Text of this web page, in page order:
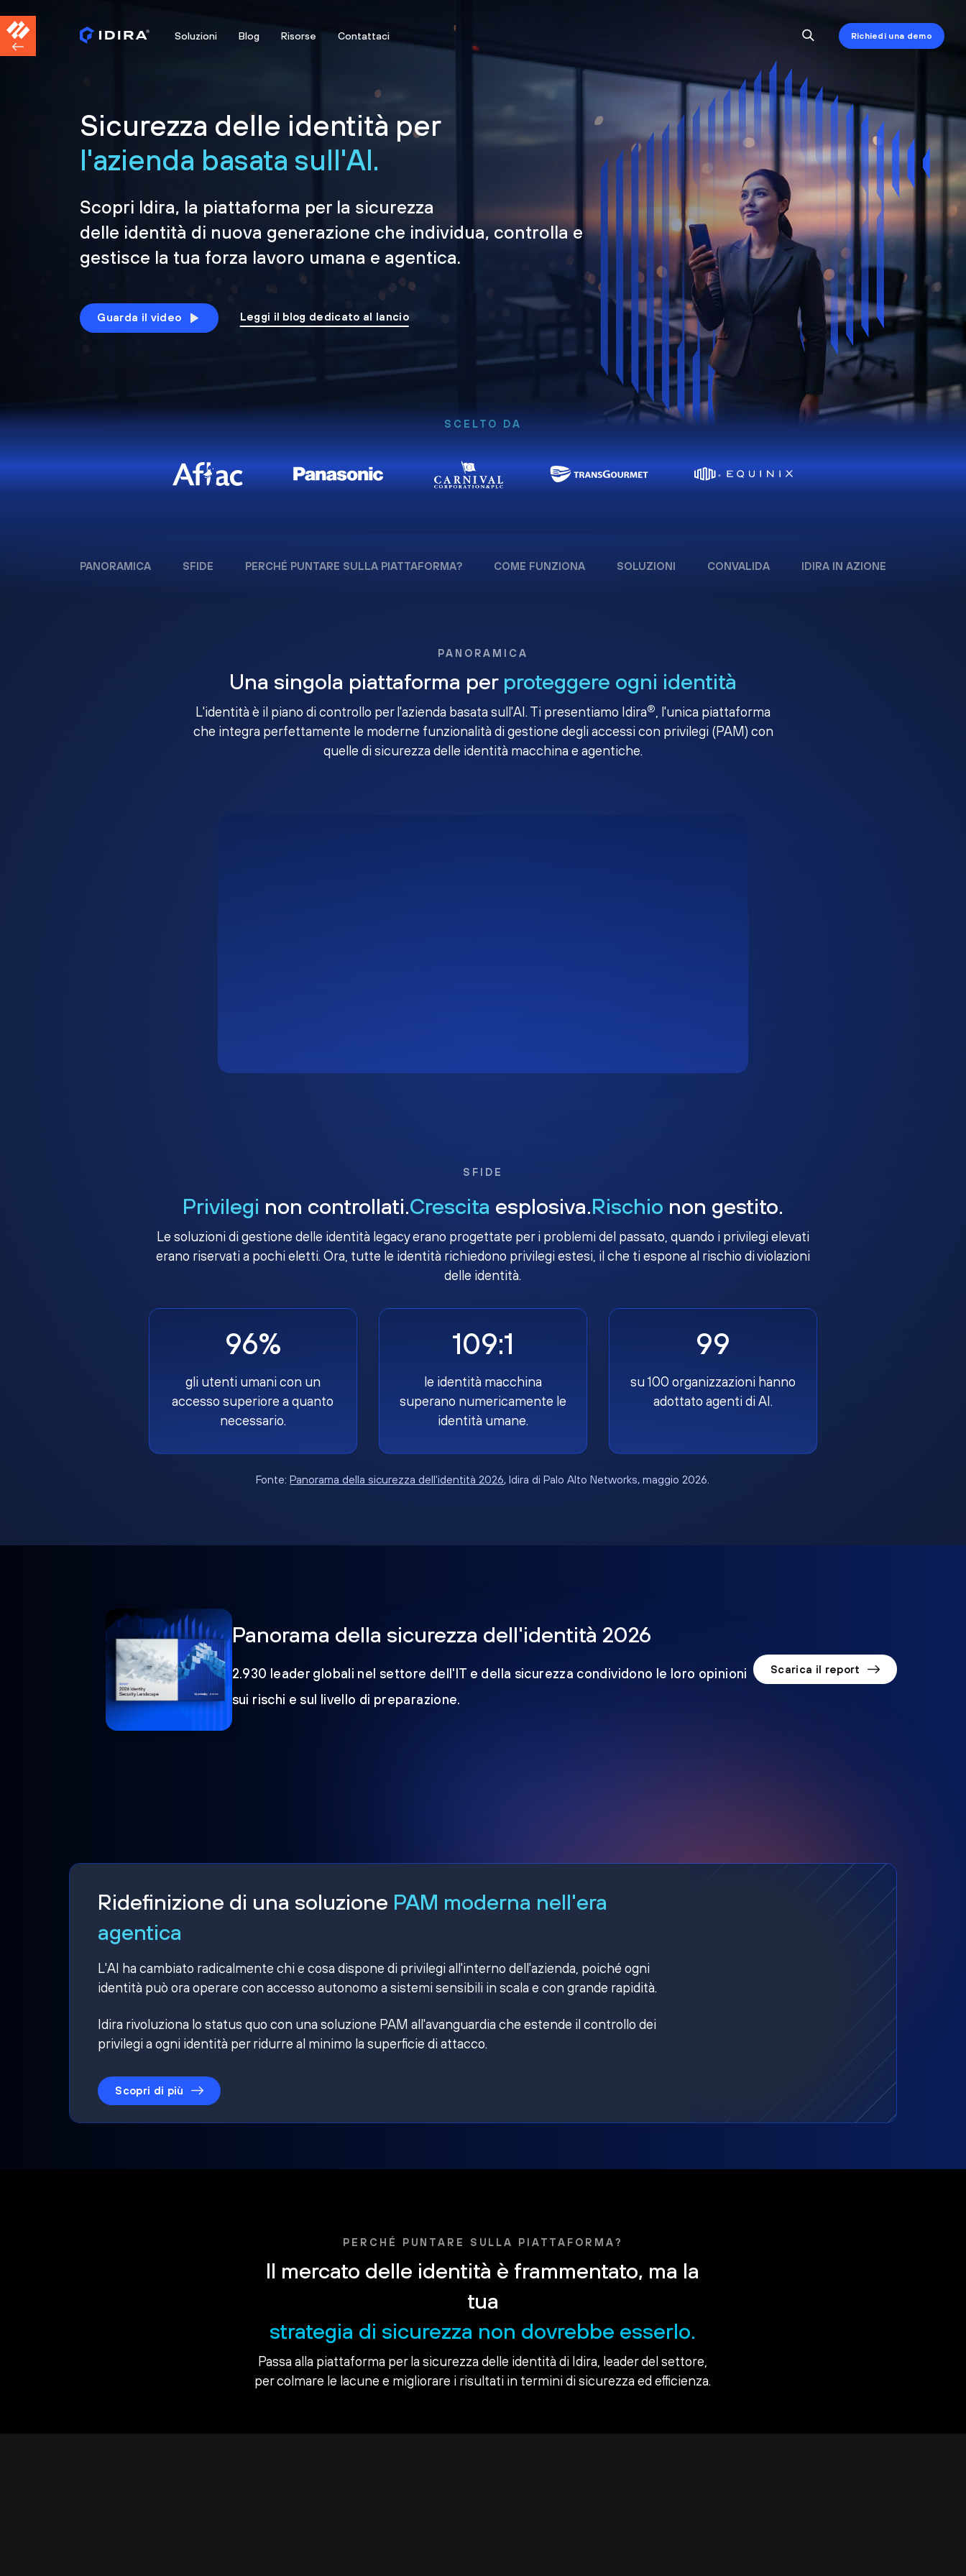
Soluzioni Blog Risorse Contattaci Richiedi una demo
Sicurezza delle identità per
l'azienda basata sull'AI.
Scopri Idira, la piattaforma per la sicurezza
delle identità di nuova generazione che individua, controlla e
gestisce la tua forza lavoro umana e agentica.
Guarda il video Leggi il blog dedicato al lancio
SCELTO DA
PANORAMICA SFIDE PERCHÉ PUNTARE SULLA PIATTAFORMA? COME FUNZIONA SOLUZIONI CONVALIDA IDIRA IN AZIONE
PANORAMICA
Una singola piattaforma per proteggere ogni identità
L'identità è il piano di controllo per l'azienda basata sull'AI. Ti presentiamo Idira®, l'unica piattaforma
che integra perfettamente le moderne funzionalità di gestione degli accessi con privilegi (PAM) con
quelle di sicurezza delle identità macchina e agentiche.
SFIDE
Privilegi non controllati.Crescita esplosiva.Rischio non gestito.
Le soluzioni di gestione delle identità legacy erano progettate per i problemi del passato, quando i privilegi elevati
erano riservati a pochi eletti. Ora, tutte le identità richiedono privilegi estesi, il che ti espone al rischio di violazioni
delle identità.
96%
gli utenti umani con un
accesso superiore a quanto
necessario.
109:1
le identità macchina
superano numericamente le
identità umane.
99
su 100 organizzazioni hanno
adottato agenti di AI.
Fonte:Panorama della sicurezza dell'identità 2026, Idira di Palo Alto Networks, maggio 2026.
Panorama della sicurezza dell'identità 2026
2.930 leader globali nel settore dell'IT e della sicurezza condividono le loro opinioni
sui rischi e sul livello di preparazione.
Scarica il report
Ridefinizione di una soluzione PAM moderna nell'era
agentica
L'AI ha cambiato radicalmente chi e cosa dispone di privilegi all'interno dell'azienda, poiché ogni
identità può ora operare con accesso autonomo a sistemi sensibili in scala e con grande rapidità.
Idira rivoluziona lo status quo con una soluzione PAM all'avanguardia che estende il controllo dei
privilegi a ogni identità per ridurre al minimo la superficie di attacco.
Scopri di più
PERCHÉ PUNTARE SULLA PIATTAFORMA?
Il mercato delle identità è frammentato, ma la
tua
strategia di sicurezza non dovrebbe esserlo.
Passa alla piattaforma per la sicurezza delle identità di Idira, leader del settore,
per colmare le lacune e migliorare i risultati in termini di sicurezza ed efficienza.